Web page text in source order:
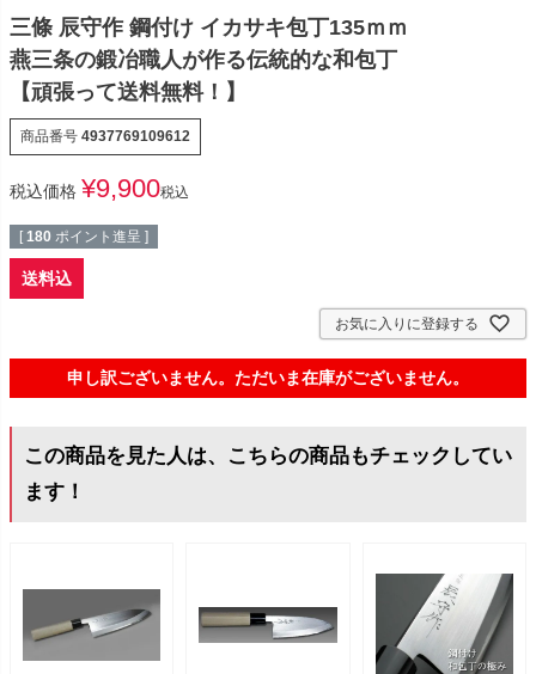
三條 辰守作 鋼付け イカサキ包丁135ｍｍ
燕三条の鍛冶職人が作る伝統的な和包丁
【頑張って送料無料！】
商品番号 4937769109612
税込価格 ¥9,900税込
[ 180 ポイント進呈 ]
送料込
お気に入りに登録する
申し訳ございません。ただいま在庫がございません。
この商品を見た人は、こちらの商品もチェックしてい
ます！